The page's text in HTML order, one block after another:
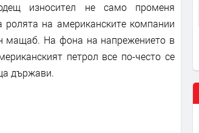
износител не само променя
на американските компании
мащаб. На фона на напрежението в
петрол все по-често се
държави.